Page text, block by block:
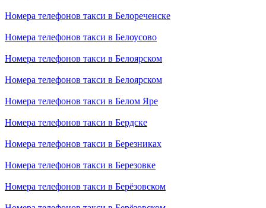
Номера телефонов такси в Белореченске
Номера телефонов такси в Белоусово
Номера телефонов такси в Белоярском
Номера телефонов такси в Белоярском
Номера телефонов такси в Белом Яре
Номера телефонов такси в Бердске
Номера телефонов такси в Березниках
Номера телефонов такси в Березовке
Номера телефонов такси в Берёзовском